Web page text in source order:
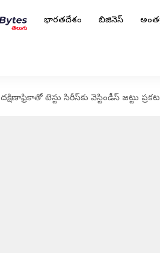
భారతదేశం బిజినెస్
దక్షిణాఫ్రికాతో టెస్టు సిరీస్‌కు వెస్టిండీస్ జట్టు